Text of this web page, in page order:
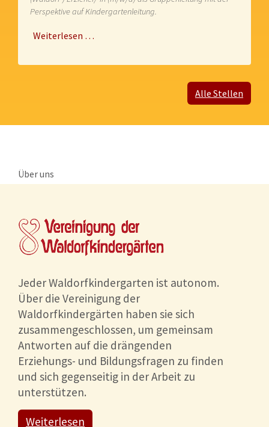
Perspektive auf Kindergartenleitung.
Weiterlesen …
Alle Stellen
Über uns
Jeder Waldorfkindergarten ist autonom.
Über die Vereinigung der
Waldorfkindergärten haben sie sich
zusammengeschlossen, um gemeinsam
Antworten auf die drängenden
Erziehungs- und Bildungsfragen zu finden
und sich gegenseitig in der Arbeit zu
unterstützen.
Weiterlesen